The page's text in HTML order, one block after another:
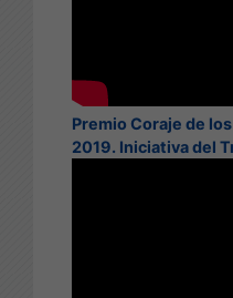
Premio Coraje de
2019. Iniciativa del